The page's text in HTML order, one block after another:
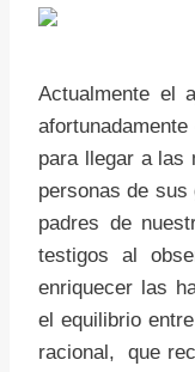
Actualmente el
para llegar a las
personas de
padres de
testigos al
enriquecer las
el equilibrio
racional, que